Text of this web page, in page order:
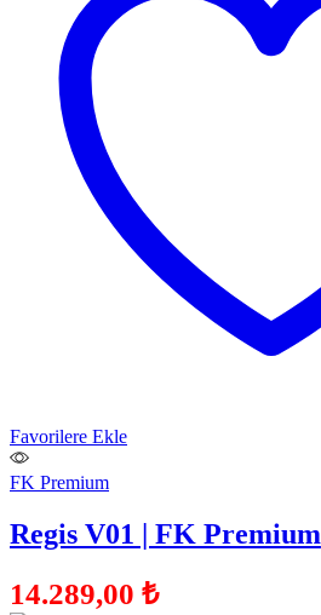
Favorilere Ekle
FK Premium
Regis V01 | FK Premium
14.289,00 ₺